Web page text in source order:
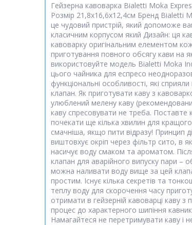
Гейзерна кавоварка Bialetti Moka
Розмір 21,8х16,6х12,4см Бренд Bialetti
це чудовий пристрій, який допоможе
класичним корпусом який Дизайн: ця
кавоварку оригінальним елементом
приготування повного обсягу кави на
використовуйте модель Bialetti Moka
цього чайника для еспресо
функціональні особливості, які
клапан. Як приготувати каву з
улюблений мелену каву
каву спресовувати не треба.
почекати ще кілька хвилин для
смачніша, якщо пити відразу! Принцип
виштовхує окріп через фільтр сито, в
насичує воду смаком та ароматом.
клапан для аварійного випуску пари –
можна наливати воду вище за цей
простим. Існує кілька секретів та
теплу воду для скорочення часу
отримати в гейзерній кавоварці каву
процес до характерного шипіння
Намагайтеся не перетримувати каву і